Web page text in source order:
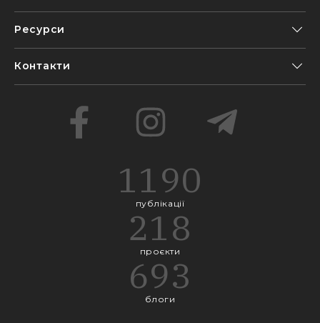
Ресурси
Контакти
1190
публікації
218
проєкти
693
блоги